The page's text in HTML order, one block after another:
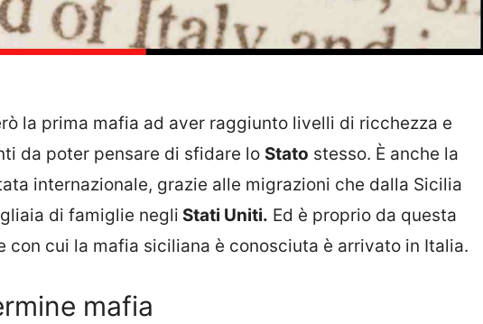
la prima mafia ad aver raggiunto livelli di ricchezza e
da poter pensare di sfidare lo Stato stesso. È anche la
internazionale, grazie alle migrazioni che dalla Sicilia
di famiglie negli Stati Uniti. Ed è proprio da questa
con cui la mafia siciliana è conosciuta è arrivato in Italia.
mafia